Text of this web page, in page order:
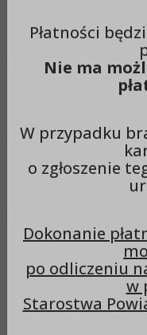
Menu podmiotowe
Służby
1. Komenda
Płatności
Nie ma
W przypadku
o zgłoszenie
Dokonanie
po odliczeniu
w
Starostwa